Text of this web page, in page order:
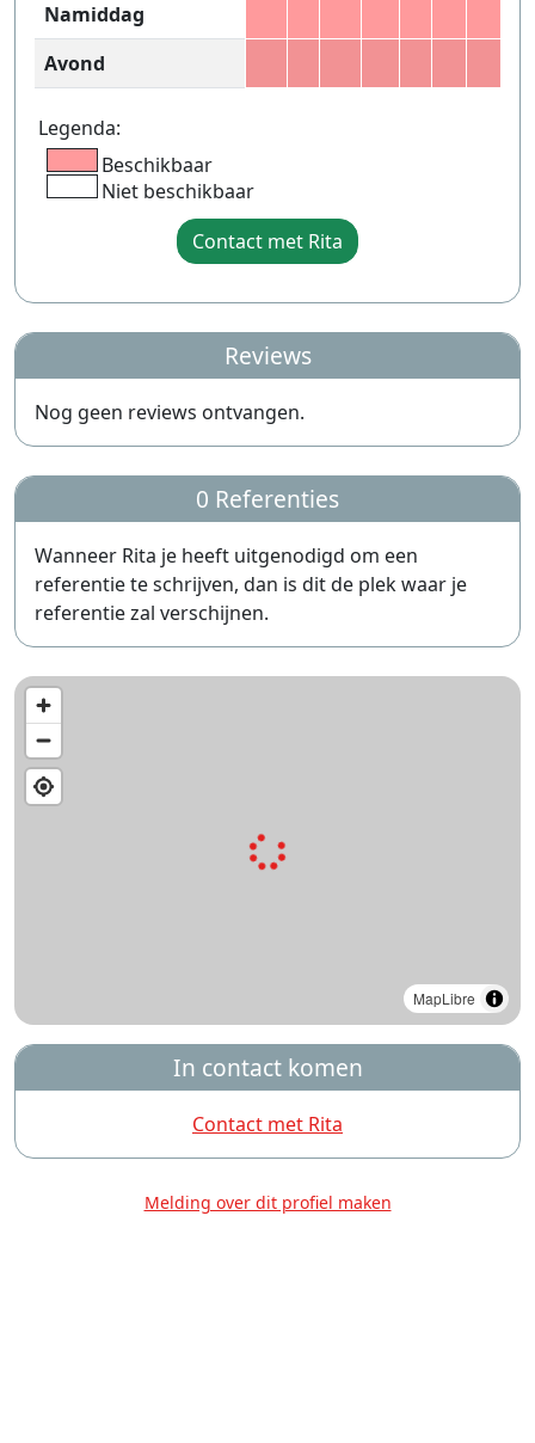
Namiddag
Avond
Legenda:
Beschikbaar
Niet beschikbaar
Contact met Rita
Reviews
Nog geen reviews ontvangen.
0 Referenties
Wanneer Rita je heeft uitgenodigd om een
referentie te schrijven, dan is dit de plek waar je
referentie zal verschijnen.
MapLibre
In contact komen
Contact met Rita
Melding over dit profiel maken